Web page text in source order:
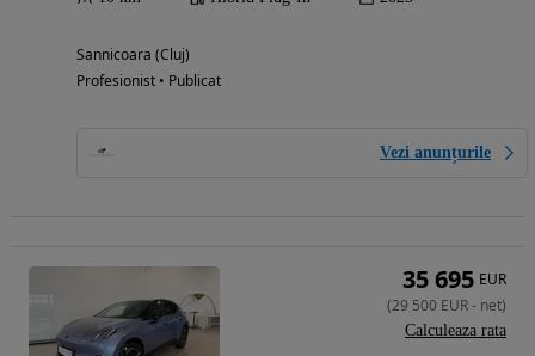
Sannicoara (Cluj)
Profesionist • Publicat
Vezi anunțurile
35 695 EUR
(29 500 EUR- net)
Calculeaza rata